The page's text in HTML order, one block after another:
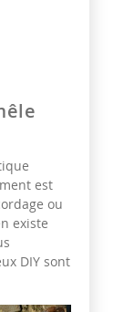
est
ou
existe
DIY sont